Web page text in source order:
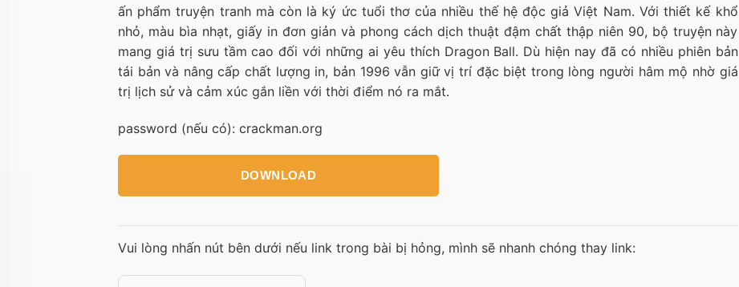
ấn phẩm truyện tranh mà còn là ký ức tuổi thơ của nhiều thế hệ độc giả Việt Nam. Với thiết kế khổ
nhỏ, màu bìa nhạt, giấy in đơn giản và phong cách dịch thuật đậm chất thập niên 90, bộ truyện này
mang giá trị sưu tầm cao đối với những ai yêu thích Dragon Ball. Dù hiện nay đã có nhiều phiên bản
tái bản và nâng cấp chất lượng in, bản 1996 vẫn giữ vị trí đặc biệt trong lòng người hâm mộ nhờ giá
trị lịch sử và cảm xúc gắn liền với thời điểm nó ra mắt.
password (nếu có): crackman.org
DOWNLOAD
Vui lòng nhấn nút bên dưới nếu link trong bài bị hỏng, mình sẽ nhanh chóng thay link: